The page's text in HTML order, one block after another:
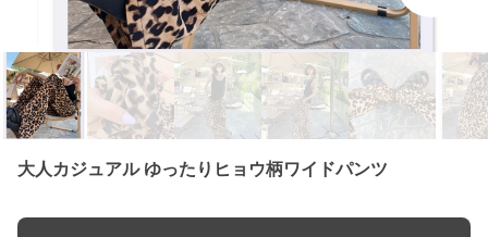
大人カジュアル ゆったりヒョウ柄ワイドパンツ